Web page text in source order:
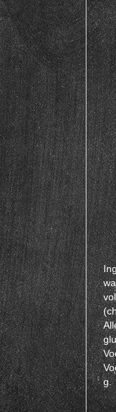
g.